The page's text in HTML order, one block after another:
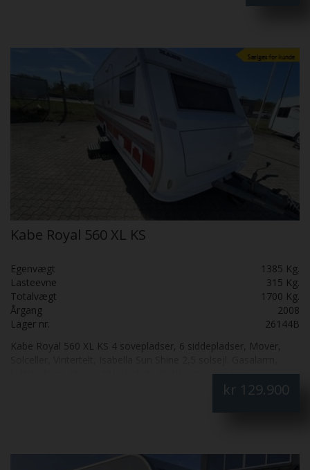
Kabe Royal 560 XL KS
Egenvægt
1385 Kg.
Lasteevne
315 Kg.
Totalvægt
1700 Kg.
Årgang
2008
Lager nr.
26144B
Kabe Royal 560 XL KS 4 sovepladser, 6 siddepladser, Mover,
kulilte alarm, blæser til køleskab. Stabilisator, Læder i
rundsiddegruppen, dobbeltseng. Alde centralvarme, vandbåren
velholdt campingvogn til helårsbrug. Vognen sælges som den
kr 129.900